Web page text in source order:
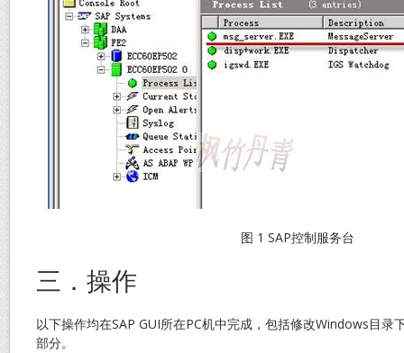
图 1 SAP控制服务台
三．操作
以下操作均在SAP GUI所在PC机中完成，包括修改Windows目录
部分。